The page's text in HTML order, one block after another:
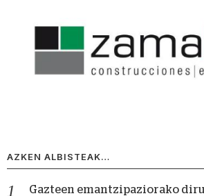
AZKEN ALBISTEAK…
Gazteen emantzipaziorako